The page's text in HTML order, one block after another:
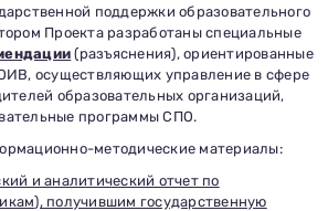
поддержки образовательного
Проекта разработаны специальные
(разъяснения), ориентированные
осуществляющих управление в сфере
образовательных организаций,
программы СПО.
методические материалы:
и аналитический отчет по
получившим государственную